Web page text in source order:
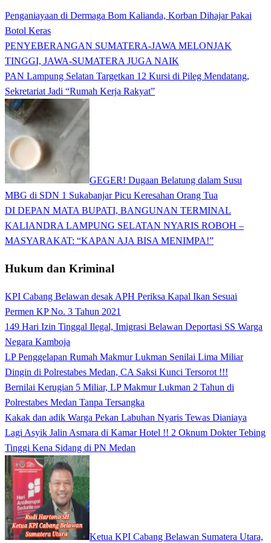
Penganiayaan di Dermaga Bom Kalianda, Korban Dihajar Pakai
Botol Keras
PENYEBERANGAN SUMATERA-JAWA MELONJAK
TINGGI, JAWA-SUMATERA JUGA NAIK
PAN Lampung Selatan Targetkan 12 Kursi di Pileg Mendatang,
Sekretariat Jadi “Rumah Kerja Rakyat”
GEGER! Dugaan Belatung dalam Susu
MBG di SDN 1 Sukabanjar Picu Keresahan Orang Tua
DI DEPAN MATA BUPATI, BANGUNAN TERMINAL
KALIANDRA LAMPUNG SELATAN NYARIS ROBOH –
MASYARAKAT: “KAPAN AJA BISA MENIMPA!”
Hukum dan Kriminal
KPI Cabang Belawan desak APH Periksa Kapal Ikan Sesuai
Permen KP No. 3 Tahun 2021
149 Hari Izin Tinggal Ilegal, Imigrasi Belawan Deportasi SS Warga
Negara Kamboja
LP Penggelapan Rumah Makmur Lukman Senilai Lima Miliar
Dingin di Polrestabes Medan, CA Saksi Kunci Tersorot !!!
Bernilai Kerugian 5 Miliar, LP Makmur Lukman 2 Tahun di
Polrestabes Medan Tanpa Tersangka
Kakak dan adik Warga Pekan Labuhan Nyaris Tewas Dianiaya
Lagi Asyik Jalin Asmara di Kamar Hotel !! 2 Oknum Dokter Tebing
Tinggi Kena Sidang di PN Medan
Ketua KPI Cabang Belawan Sumatera Utara,